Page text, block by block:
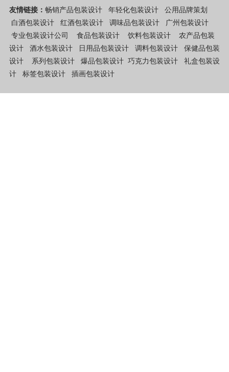
友情链接： 畅销产品包装设计 年轻化包装设计
公用品牌策划
白酒包装设计
红酒包装设计 调味品包装设计
广州包装设计
专业包装设计公司
食品包装设计 饮料包装设计
农产品包装
设计
酒水包装设计 日用品包装设计 调料包装设计
保健品包装
设计
系列包装设计 爆品包装设计 巧克力包装设计
礼盒包装设
计
标签包装设计 插画包装设计